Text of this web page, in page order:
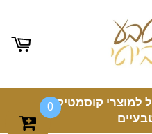
למוצרי קוסמטיקה0